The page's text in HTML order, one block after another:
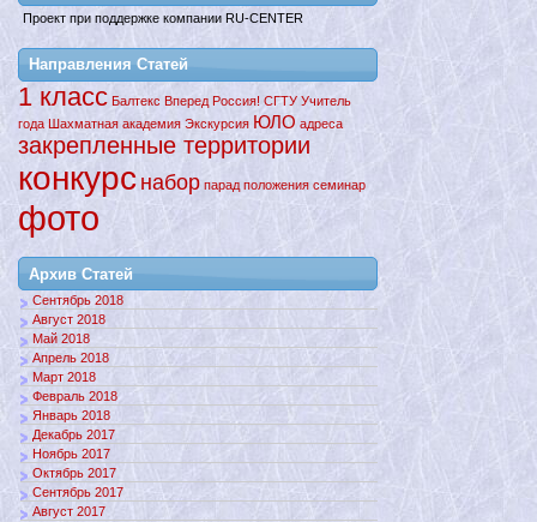
Проект при поддержке компании RU-CENTER
Направления Статей
1 класс Балтекс Вперед Россия! СГТУ Учитель
года Шахматная академия Экскурсия ЮЛО адреса
закрепленные территории
конкурс набор парад положения семинар
фото
Архив Статей
Сентябрь 2018
Август 2018
Май 2018
Апрель 2018
Март 2018
Февраль 2018
Январь 2018
Декабрь 2017
Ноябрь 2017
Октябрь 2017
Сентябрь 2017
Август 2017